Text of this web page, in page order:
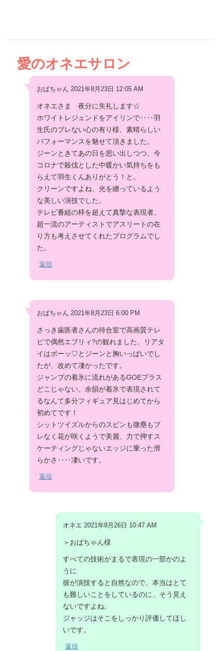
愛のオネエサロン
おばちゃん 2021年8月23日 12:05 AM
オネエさま 夜分に失礼します☆
ホワイトレジェンドをアイリンで‥‥羽
生氏のブレない心の有り様、素晴らしい
パフォーマンスを魅せて頂きました。
ジーンときてあの日を思い出しつつ、今
コロナで殺伐とした中暖かい気持ちをも
らえて羽生くんありがとう！と。
クリーンですよね、光を纏っているよう
な美しい演技でした。
テレビ番組の枠を超えて真摯な表現者、
超一流のアーティストでアスリートの在
り方も考えさせてくれたプログラムでし
た。
返信
おばちゃん 2021年8月23日 6:00 PM
さっき歯医者さんの待合室で高画質テレ
ビで偶然エブリィ?の観れました。リアタ
イはポーッ♡とジーンと胸いっぱいでし
たが、改めて凄かったです。
ジャンプの着氷に流れがあるGOEプラス
どこじゃない、余韻が着氷で表現されて
るなんて多分フィギュア見はじめてから
初めてです！
シットツイズルからのスピンも微塵もブ
レなく花が咲くようで美麗、力で押すス
ケーティングじゃないエッジに乗った滑
らかさ‥‥凄いです。
返信
オネエ 2021年8月26日 10:47 AM
＞おばちゃん様
すべての技術がまるで表現の一部かのよ
うに
彼が演技すると自然なので、本当はとて
も難しいことをしているのに、そう見え
ないですよね。
ジャッジはそこをしっかり評価してほし
いです。
返信